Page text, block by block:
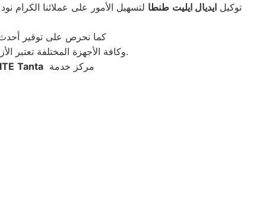
توكيلايديال ايليت طنطا لتسهيل الأمور على عملائنا الكرام
كما نحرص على توفير أحدث
وكافة الأجهزة المختلفة تعتبر الأزمة شائعة لدى الجميع، حيث تساهم بشكل كبير في إنجاز المهام المنزلية وإخفاء عن كل سيدة أعباء البيت.
Tanta مركز خدمة